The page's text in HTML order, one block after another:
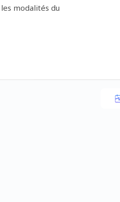
modalités du